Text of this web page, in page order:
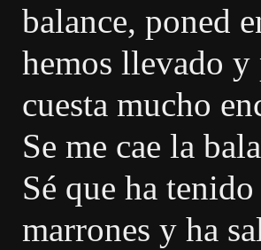
balance, poned
hemos llevado
cuesta mucho
Se me cae la
Sé que ha
marrones y ha